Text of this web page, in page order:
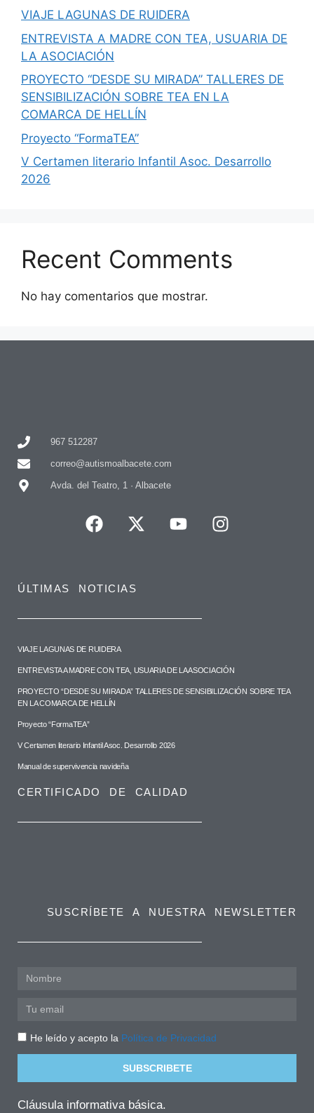
VIAJE LAGUNAS DE RUIDERA
ENTREVISTA A MADRE CON TEA, USUARIA DE
LA ASOCIACIÓN
PROYECTO “DESDE SU MIRADA” TALLERES DE
SENSIBILIZACIÓN SOBRE TEA EN LA
COMARCA DE HELLÍN
Proyecto “FormaTEA”
V Certamen literario Infantil Asoc. Desarrollo
2026
Recent Comments
No hay comentarios que mostrar.
967 512287
correo@autismoalbacete.com
Avda. del Teatro, 1 · Albacete
ÚLTIMAS NOTICIAS
VIAJE LAGUNAS DE RUIDERA
ENTREVISTA A MADRE CON TEA, USUARIA DE LA ASOCIACIÓN
PROYECTO “DESDE SU MIRADA” TALLERES DE SENSIBILIZACIÓN SOBRE TEA
EN LA COMARCA DE HELLÍN
Proyecto “FormaTEA”
V Certamen literario Infantil Asoc. Desarrollo 2026
Manual de supervivencia navideña
CERTIFICADO DE CALIDAD
SUSCRÍBETE A NUESTRA NEWSLETTER
He leído y acepto la Política de Privacidad
SUBSCRIBETE
Cláusula informativa básica.